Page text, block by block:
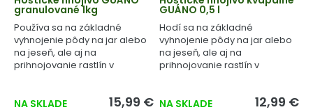
granulované 1kg
Používa sa na základné
vyhnojenie pôdy na jar alebo
na jeseň, ale aj na
prihnojovanie rastlín v
NA SKLADE 15,99 €
GUÁNO 0,5 l
Hodí sa na základné
vyhnojenie pôdy na jar alebo
na jeseň, ale aj na
prihnojovanie rastlín v
NA SKLADE 12,99 €